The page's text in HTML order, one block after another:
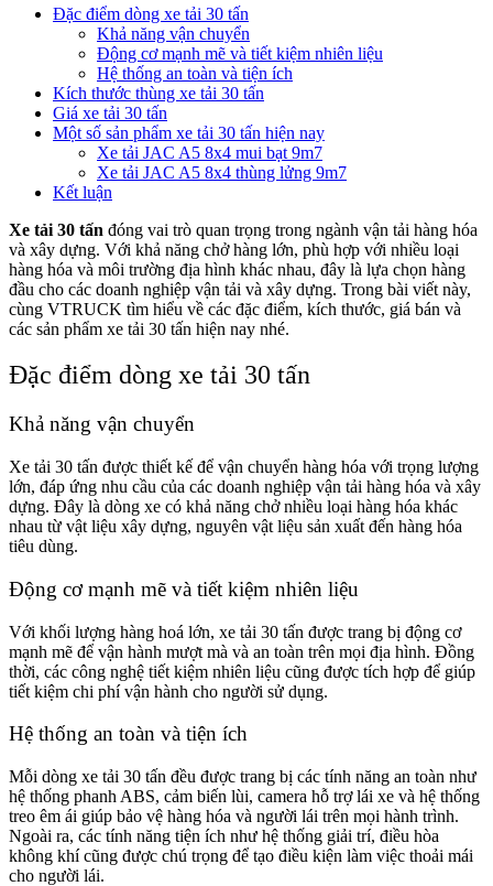
Đặc điểm dòng xe tải 30 tấn
Khả năng vận chuyển
Động cơ mạnh mẽ và tiết kiệm nhiên liệu
Hệ thống an toàn và tiện ích
Kích thước thùng xe tải 30 tấn
Giá xe tải 30 tấn
Một số sản phẩm xe tải 30 tấn hiện nay
Xe tải JAC A5 8x4 mui bạt 9m7
Xe tải JAC A5 8x4 thùng lửng 9m7
Kết luận
Xe tải 30 tấn đóng vai trò quan trọng trong ngành vận tải hàng hóa
và xây dựng. Với khả năng chở hàng lớn, phù hợp với nhiều loại
hàng hóa và môi trường địa hình khác nhau, đây là lựa chọn hàng
đầu cho các doanh nghiệp vận tải và xây dựng. Trong bài viết này,
cùng VTRUCK tìm hiểu về các đặc điểm, kích thước, giá bán và
các sản phẩm xe tải 30 tấn hiện nay nhé.
Đặc điểm dòng xe tải 30 tấn
Khả năng vận chuyển
Xe tải 30 tấn được thiết kế để vận chuyển hàng hóa với trọng lượng
lớn, đáp ứng nhu cầu của các doanh nghiệp vận tải hàng hóa và xây
dựng. Đây là dòng xe có khả năng chở nhiều loại hàng hóa khác
nhau từ vật liệu xây dựng, nguyên vật liệu sản xuất đến hàng hóa
tiêu dùng.
Động cơ mạnh mẽ và tiết kiệm nhiên liệu
Với khối lượng hàng hoá lớn, xe tải 30 tấn được trang bị động cơ
mạnh mẽ để vận hành mượt mà và an toàn trên mọi địa hình. Đồng
thời, các công nghệ tiết kiệm nhiên liệu cũng được tích hợp để giúp
tiết kiệm chi phí vận hành cho người sử dụng.
Hệ thống an toàn và tiện ích
Mỗi dòng xe tải 30 tấn đều được trang bị các tính năng an toàn như
hệ thống phanh ABS, cảm biến lùi, camera hỗ trợ lái xe và hệ thống
treo êm ái giúp bảo vệ hàng hóa và người lái trên mọi hành trình.
Ngoài ra, các tính năng tiện ích như hệ thống giải trí, điều hòa
không khí cũng được chú trọng để tạo điều kiện làm việc thoải mái
cho người lái.